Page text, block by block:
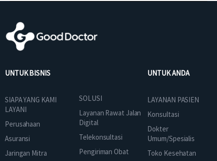
UNTUK BISNIS
SIAPA YANG KAMI
LAYANI
Perusahaan
Asuransi
Jaringan Mitra
SOLUSI
Layanan Rawat Jalan
Digital
Telekonsultasi
Pengiriman Obat
UNTUK ANDA
LAYANAN PASIEN
Konsultasi
Dokter
Umum/Spesialis
Toko Kesehatan